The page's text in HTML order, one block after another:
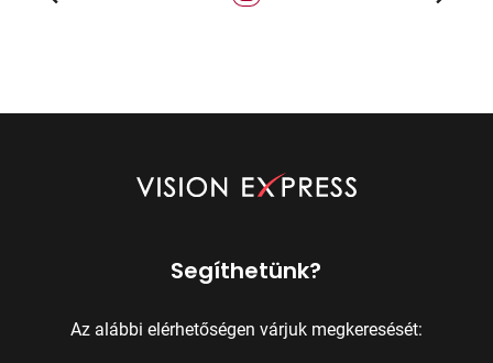
Segíthetünk?
Az alábbi elérhetőségen várjuk megkeresését: